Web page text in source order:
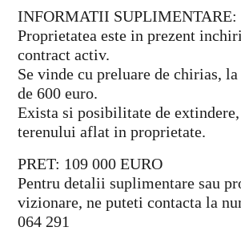
INFORMATII SUPLIMENTARE:
Proprietatea este in prezent
contract activ.
Se vinde cu preluare de chirias,
de 600 euro.
Exista si posibilitate de
terenului aflat in proprietate.
PRET: 109 000 EURO
Pentru detalii suplimentare sau
vizionare, ne puteti contacta la
064 291